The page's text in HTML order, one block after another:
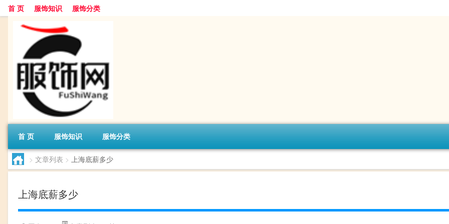
首 页 服饰知识 服饰分类
首 页 服饰知识 服饰分类
> 文章列表 > 上海底薪多少
上海底薪多少